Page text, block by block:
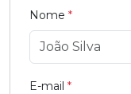
Nome *
E-mail *